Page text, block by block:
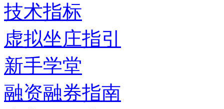
技术指标
虚拟坐庄指引
新手学堂
融资融券指南